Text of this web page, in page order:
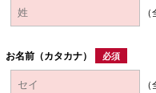
お名前（カタカナ） 必須